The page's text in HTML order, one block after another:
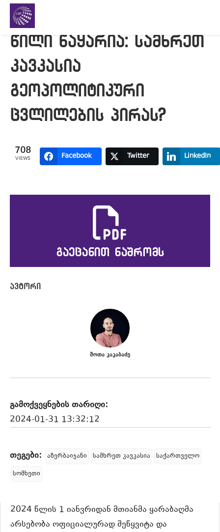
წილი ნაყარია: სამხრეთ
კავკასია
გეოპოლიტიკური
ცვლილების პირას?
708
VIEWS Facebook Twitter LinkedIn
გაეცანით ნაშრომს
შოთა კაკაბაძე
გამოქვეყნების თარიღი:
2024-01-31 13:32:12
თეგები: აზერბაიჯანი სამხრეთ კავკასია
საქართველო
სომხეთი
2024 წლის 1 იანვრიდან მთიანმა ყარაბაღმა
არსებობა ოფიციალურად შეწყვიტა და